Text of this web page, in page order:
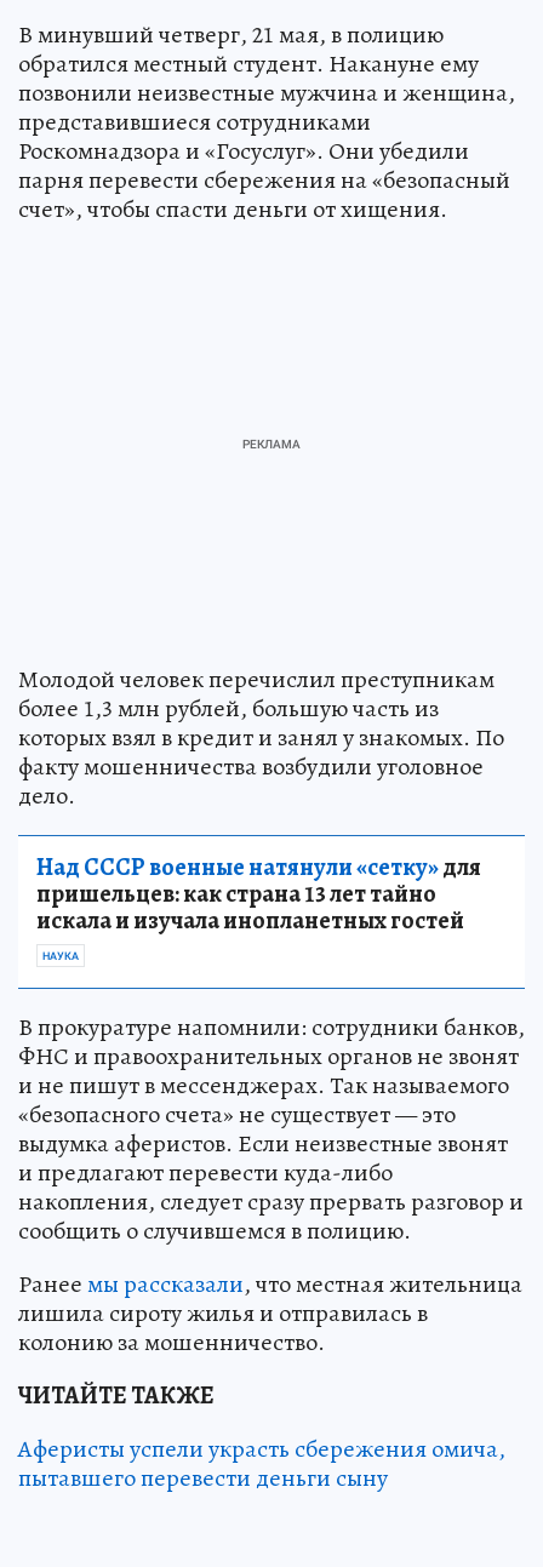
В минувший четверг, 21 мая, в полицию
обратился местный студент. Накануне ему
позвонили неизвестные мужчина и женщина,
представившиеся сотрудниками
Роскомнадзора и «Госуслуг». Они убедили
парня перевести сбережения на «безопасный
счет», чтобы спасти деньги от хищения.
Молодой человек перечислил преступникам
более 1,3 млн рублей, большую часть из
которых взял в кредит и занял у знакомых. По
факту мошенничества возбудили уголовное
дело.
Над СССР военные натянули «сетку»для
пришельцев: как страна 13 лет тайно
искала и изучала инопланетных гостей
НАУКА
В прокуратуре напомнили: сотрудники банков,
ФНС и правоохранительных органов не звонят
и не пишут в мессенджерах. Так называемого
«безопасного счета» не существует — это
выдумка аферистов. Если неизвестные звонят
и предлагают перевести куда-либо
накопления, следует сразу прервать разговор и
сообщить о случившемся в полицию.
Ранеемы рассказали, что местная жительница
лишила сироту жилья и отправилась в
колонию за мошенничество.
ЧИТАЙТЕ ТАКЖЕ
Аферисты успели украсть сбережения омича,
пытавшего перевести деньги сыну